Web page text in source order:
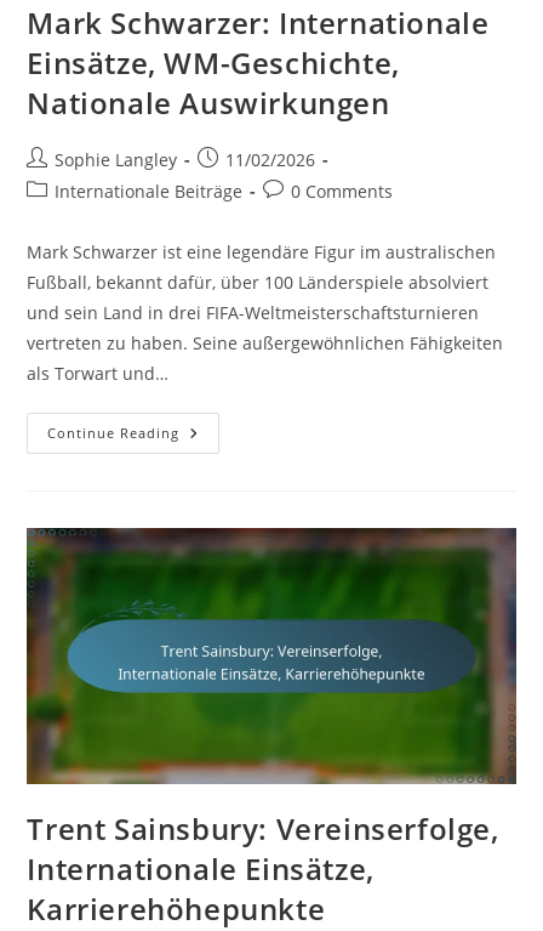
Mark Schwarzer: Internationale
Einsätze, WM-Geschichte,
Nationale Auswirkungen
Post
author:
Sophie Langley
Post
published:
11/02/2026
PostInternationale Beiträge
Post0 Comments
Mark Schwarzer ist eine legendäre Figur im australischen
Fußball, bekannt dafür, über 100 Länderspiele absolviert
und sein Land in drei FIFA-Weltmeisterschaftsturnieren
vertreten zu haben. Seine außergewöhnlichen Fähigkeiten
als Torwart und…
Continue Reading Mark
Schwarzer:
Nationale
Auswirkungen
Trent Sainsbury: Vereinserfolge,
Internationale Einsätze,
Karrierehöhepunkte